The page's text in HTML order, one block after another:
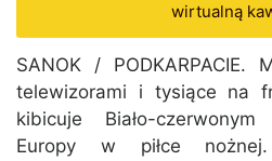
wirtualną
SANOK / PODKARPACIE.
telewizorami i tysiące na
kibicuje Biało-
Europy w piłce